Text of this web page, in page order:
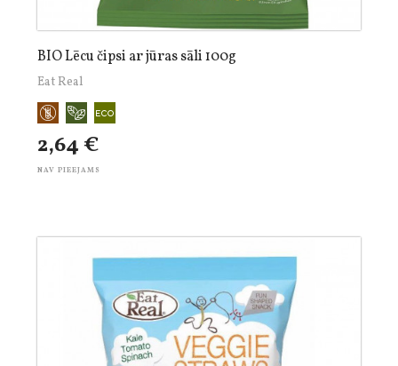
BIO Lēcu čipsi ar jūras sāli 100g
Eat Real
2,64 €
NAV PIEEJAMS